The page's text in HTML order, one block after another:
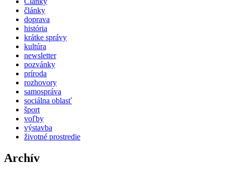
články
doprava
história
krátke správy
kultúra
newsletter
pozvánky
príroda
rozhovory
samospráva
sociálna oblasť
šport
voľby
výstavba
životné prostredie
Archív